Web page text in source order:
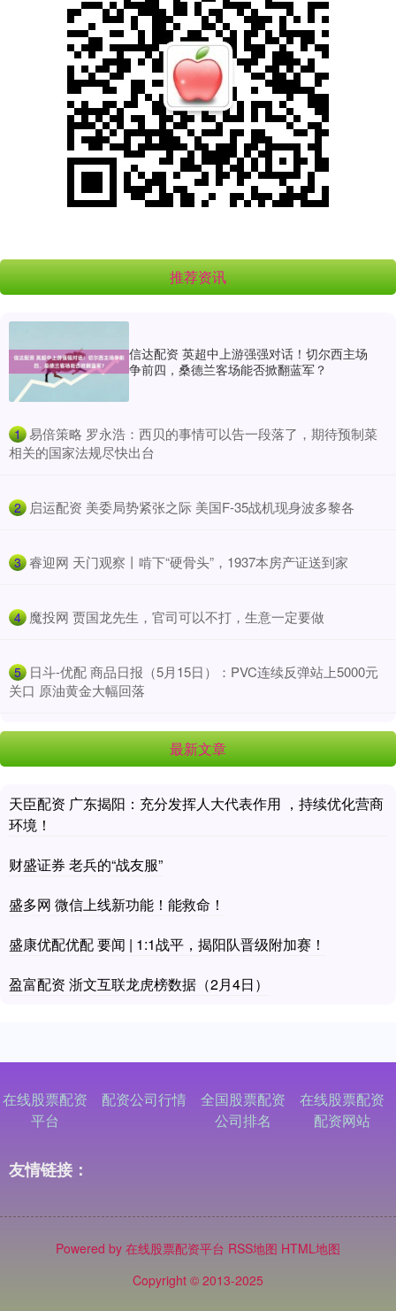
推荐资讯
信达配资 英超中上游强强对话！切尔西主场
争前四，桑德兰客场能否掀翻蓝军？
1 ​易倍策略 罗永浩：西贝的事情可以告一段落了，期待预制菜
相关的国家法规尽快出台
2 ​启运配资 美委局势紧张之际 美国F-35战机现身波多黎各
3 ​睿迎网 天门观察丨啃下“硬骨头”，1937本房产证送到家
4 ​魔投网 贾国龙先生，官司可以不打，生意一定要做
5 ​日斗-优配 商品日报（5月15日）：PVC连续反弹站上5000元
关口 原油黄金大幅回落
最新文章
天臣配资 广东揭阳：充分发挥人大代表作用 ，持续优化营商
环境！
财盛证券 老兵的“战友服”
盛多网 微信上线新功能！能救命！
盛康优配优配 要闻 | 1:1战平，揭阳队晋级附加赛！
盈富配资 浙文互联龙虎榜数据（2月4日）
在线股票配资
平台
配资公司行情
全国股票配资
公司排名
在线股票配资
配资网站
友情链接：
Powered by 在线股票配资平台 RSS地图 HTML地图
Copyright © 2013-2025